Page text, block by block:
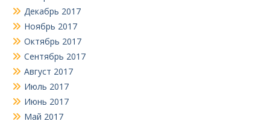
Декабрь 2017
Ноябрь 2017
Октябрь 2017
Сентябрь 2017
Август 2017
Июль 2017
Июнь 2017
Май 2017